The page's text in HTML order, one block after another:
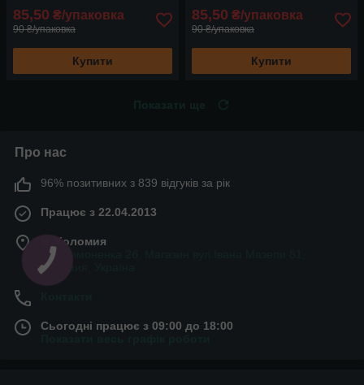
85,50 ₴/упаковка
90 ₴/упаковка
Купити
85,50 ₴/упаковка
90 ₴/упаковка
Купити
Про нас
96% позитивних з 839 відгуків за рік
Працює з 22.04.2013
м. Коломия
вул.Симоненка 2б. Магазин вул.Івана Мазепи 81,
Коломия, Україна
Сьогодні працює з 09:00 до 18:00